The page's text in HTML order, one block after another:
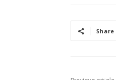
Share